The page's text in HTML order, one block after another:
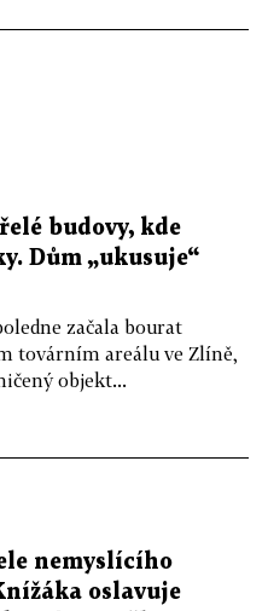
budovy, kde
Dům „ukusuje“
začala bourat
továrním areálu ve Zlíně,
objekt...
nemyslícího
oslavuje